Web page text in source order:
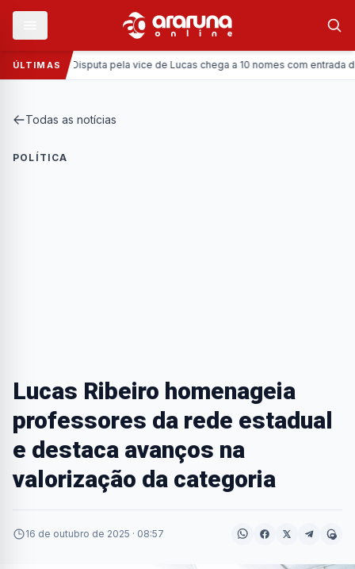
ÚLTIMAS
Política:Disputa pela vice de Lucas chega a 10 nomes com entrada da
Todas as notícias
POLÍTICA
Lucas Ribeiro homenageia
professores da rede estadual
e destaca avanços na
valorização da categoria
16 de outubro de 2025 · 08:57